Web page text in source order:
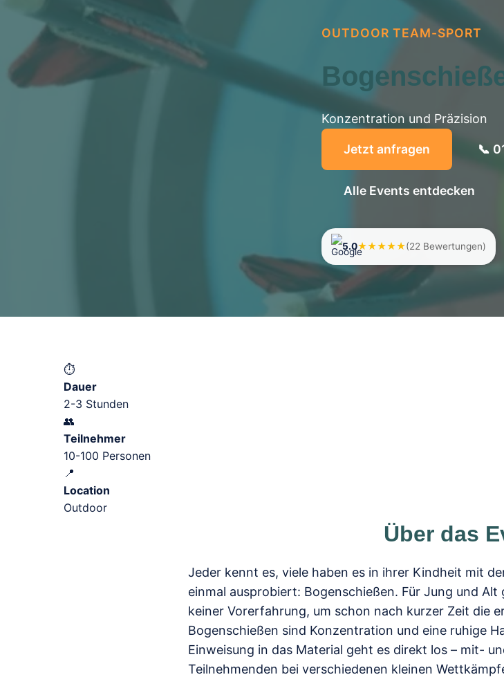
OUTDOOR TEAM-SPORT
Konzentration und Präzision
Jetzt anfragen 📞
Alle Events entdecken
5.0★★★★★(22 Bewertungen)
⏱️
Dauer
2-3 Stunden
👥
Teilnehmer
10-100 Personen
📍
Location
Outdoor
Über das
Jeder kennt es, viele haben es in ihrer Kindheit mit
einmal ausprobiert: Bogenschießen. Für Jung und
keiner Vorerfahrung, um schon nach kurzer Zeit die
Bogenschießen sind Konzentration und eine ruhige
Einweisung in das Material geht es direkt los – mit-
Teilnehmenden bei verschiedenen kleinen